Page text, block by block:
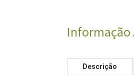
Descrição